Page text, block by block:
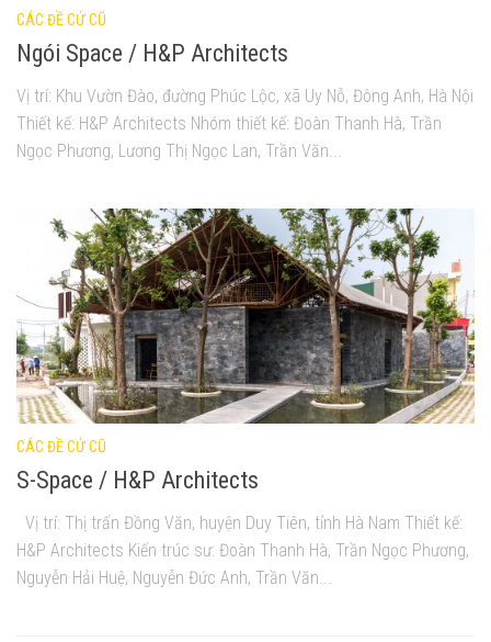
CÁC ĐỀ CỬ CŨ
Ngói Space / H&P Architects
Vị trí: Khu Vườn Đào, đường Phúc Lộc, xã Uy Nỗ, Đông Anh, Hà Nội
Thiết kế: H&P Architects Nhóm thiết kế: Đoàn Thanh Hà, Trần
Ngọc Phương, Lương Thị Ngọc Lan, Trần Văn...
CÁC ĐỀ CỬ CŨ
S-Space / H&P Architects
Vị trí: Thị trấn Đồng Văn, huyện Duy Tiên, tỉnh Hà Nam Thiết kế:
H&P Architects Kiến trúc sư: Đoàn Thanh Hà, Trần Ngọc Phương,
Nguyễn Hải Huệ, Nguyễn Đức Anh, Trần Văn...